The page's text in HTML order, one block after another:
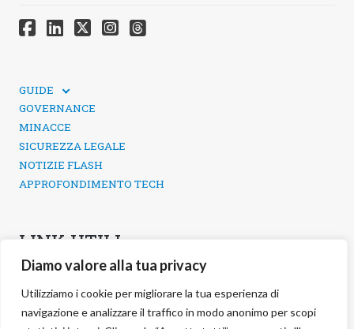
Diamo valore alla tua privacy
Utilizziamo i cookie per migliorare la tua esperienza di
navigazione e analizzare il traffico in modo anonimo per scopi
GUIDE
SICUREZZA DEI SOCIAL MEDIA
GOVERNANCE
MINACCE
SICUREZZA LEGALE
NOTIZIE FLASH
APPROFONDIMENTO TECH
LINK UTILI
CONTATTI
INFORMATIVA SULLA PRIVACY
POLITICA DEI COOKIE
GESTIONE COOKIE